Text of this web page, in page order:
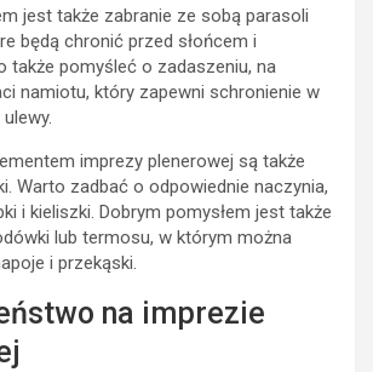
jest także zabranie ze sobą parasoli
będą chronić przed słońcem i
także pomyśleć o zadaszeniu, na
namiotu, który zapewni schronienie w
imprezy plenerowej są także
Warto zadbać o odpowiednie naczynia,
i kieliszki. Dobrym pomysłem jest także
lub termosu, w którym można
i przekąski.
na imprezie